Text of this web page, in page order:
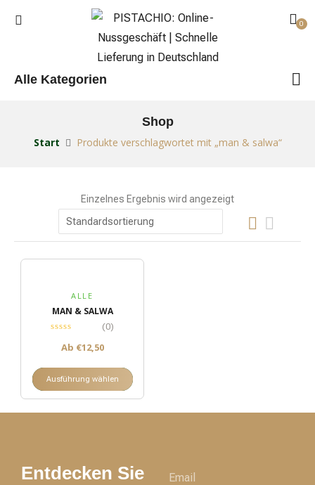
0
Alle Kategorien
Shop
Start Produkte verschlagwortet mit „man & salwa“
Einzelnes Ergebnis wird angezeigt
ALLE
MAN & SALWA
(0)
Ab €12,50
Ausführung wählen
Entdecken Sie